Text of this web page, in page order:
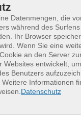
Datenmengen, die
während des
Ihr Browser
Wenn Sie eine
an den Server
Websites entwickelt,
Benutzers
Informationen
Datenschutz